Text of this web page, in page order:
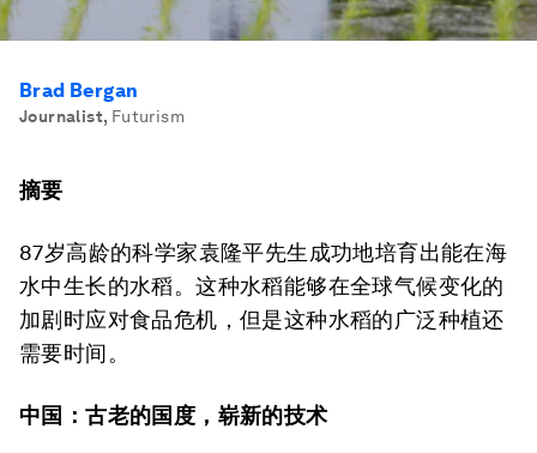
Brad Bergan
Journalist, Futurism
摘要
87岁高龄的科学家袁隆平先生成功地培育出能在海
水中生长的水稻。这种水稻能够在全球气候变化的
加剧时应对食品危机，但是这种水稻的广泛种植还
需要时间。
中国：古老的国度，崭新的技术